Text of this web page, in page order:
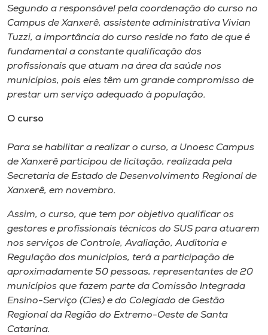
Store
Selecione
Segundo a responsável pela coordenação do curso no
Campus de Xanxerê, assistente administrativa Vivian
Tuzzi, a importância do curso reside no fato de que é
fundamental a constante qualificação dos
profissionais que atuam na área da saúde nos
municípios, pois eles têm um grande compromisso de
prestar um serviço adequado à população.
O curso
Para se habilitar a realizar o curso, a Unoesc Campus
de Xanxerê participou de licitação, realizada pela
Secretaria de Estado de Desenvolvimento Regional de
Xanxerê, em novembro.
Assim, o curso, que tem por objetivo qualificar os
gestores e profissionais técnicos do SUS para atuarem
nos serviços de Controle, Avaliação, Auditoria e
Regulação dos municípios, terá a participação de
aproximadamente 50 pessoas, representantes de 20
municípios que fazem parte da Comissão Integrada
Ensino-Serviço (Cies) e do Colegiado de Gestão
Regional da Região do Extremo-Oeste de Santa
Catarina.